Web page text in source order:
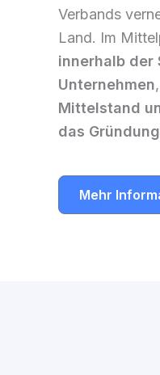
Verbands
Land. Im
innerhalb der
Unternehmen,
Mittelstand
das
Mehr